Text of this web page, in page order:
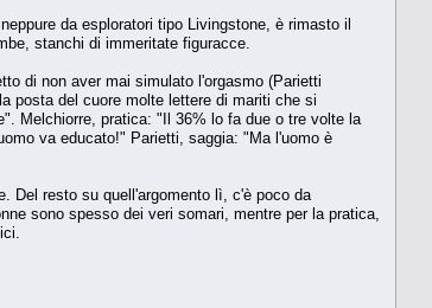
da esploratori tipo Livingstone, è rimasto il
stanchi di immeritate figuracce.
di non aver mai simulato l'orgasmo (Parietti
posta del cuore molte lettere di mariti che si
Melchiorre, pratica: "Il 36% lo fa due o tre volte la
va educato!" Parietti, saggia: "Ma l'uomo è
Del resto su quell'argomento lì, c'è poco da
sono spesso dei veri somari, mentre per la pratica,